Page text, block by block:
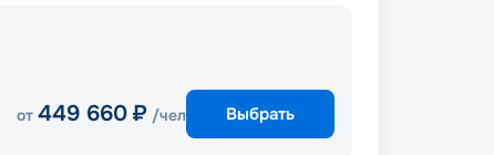
от 449 660 ₽ /чел Выбрать